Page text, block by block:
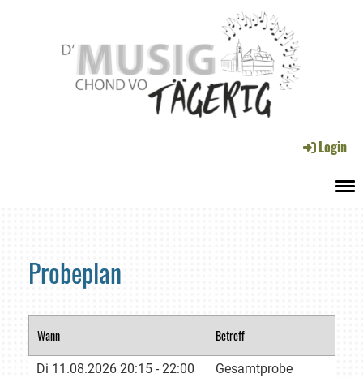
Login
Probeplan
Wann Betreff
Di 11.08.2026 20:15 - 22:00
Gesamtprobe